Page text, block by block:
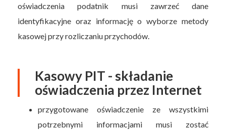
oświadczenia podatnik musi zawrzeć dane
identyfikacyjne oraz informację o wyborze metody
kasowej przy rozliczaniu przychodów.
Kasowy PIT - składanie
oświadczenia przez Internet
przygotowane oświadczenie ze wszystkimi
potrzebnymi informacjami musi zostać